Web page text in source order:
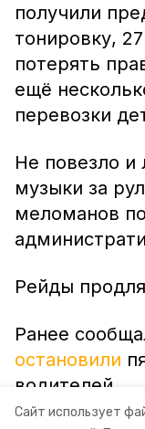
Сайт использует
получили
тонировку,
потерять
ещё
перевозки
Не повезло
музыки за
меломанов
Рейды
Ранее
остановили
водителей.